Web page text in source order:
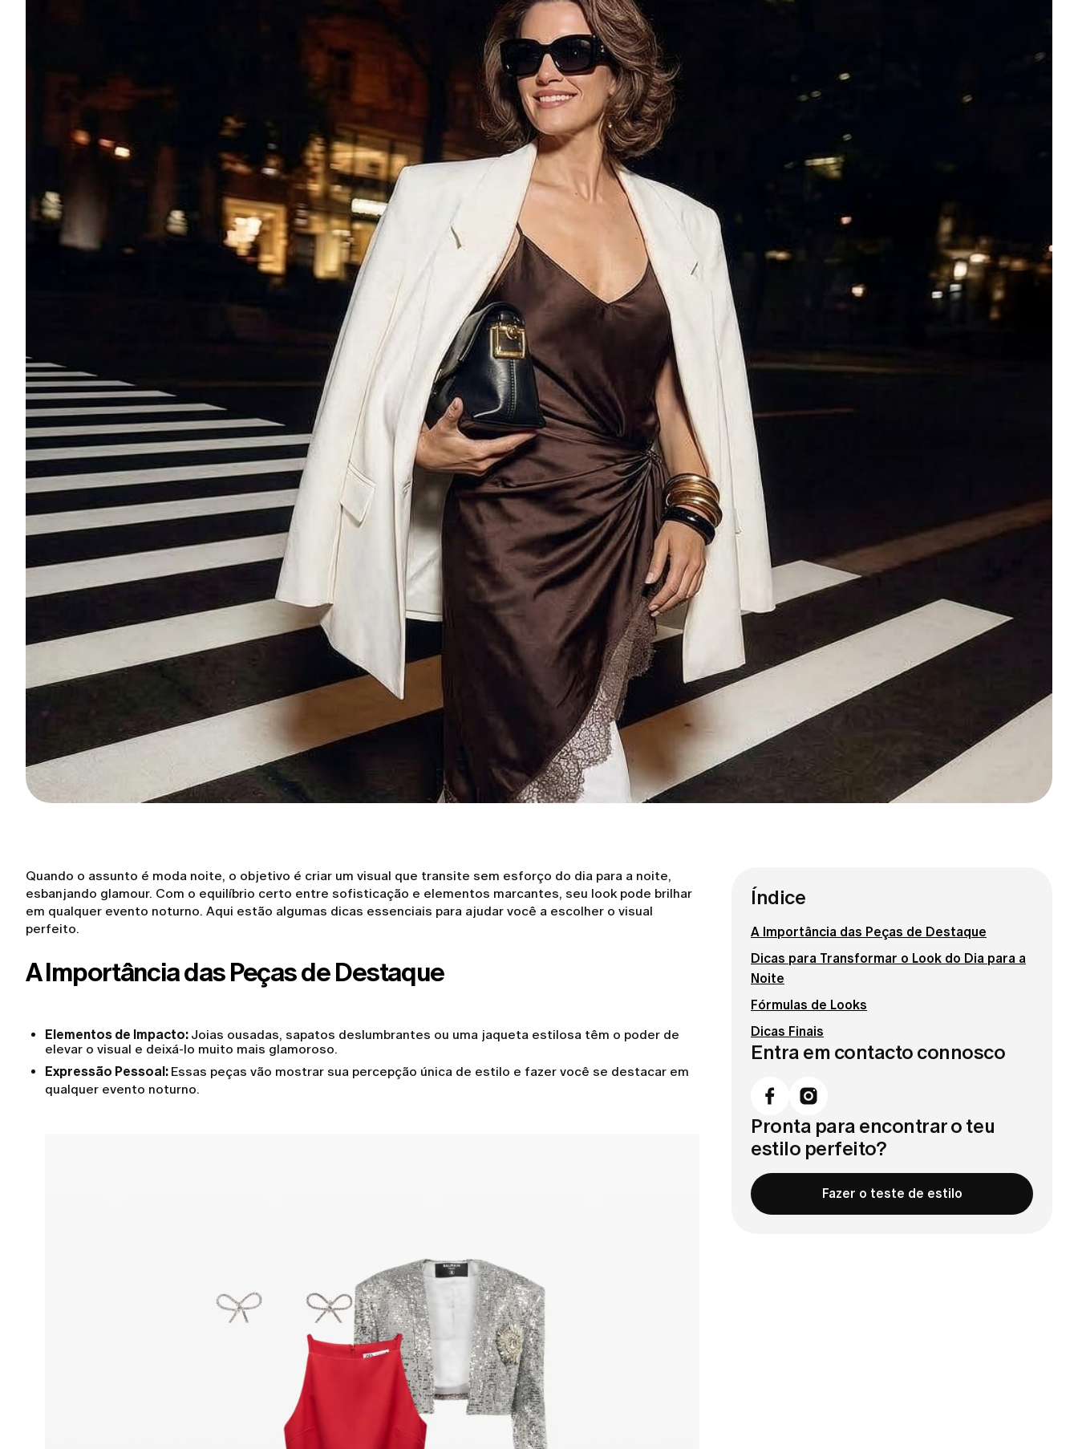
Quando o assunto é moda noite, o objetivo é criar um visual que transite sem esforço do dia para a noite,
esbanjando glamour. Com o equilíbrio certo entre sofisticação e elementos marcantes, seu look pode brilhar
em qualquer evento noturno. Aqui estão algumas dicas essenciais para ajudar você a escolher o visual
perfeito.
A Importância das Peças de Destaque
Elementos de Impacto: Joias ousadas, sapatos deslumbrantes ou uma jaqueta estilosa têm o poder de
elevar o visual e deixá-lo muito mais glamoroso.
Expressão Pessoal: Essas peças vão mostrar sua percepção única de estilo e fazer você se destacar em
qualquer evento noturno.
Índice
A Importância das Peças de Destaque
Dicas para Transformar o Look do Dia para a
Noite
Fórmulas de Looks
Dicas Finais
Entra em contacto connosco
Pronta para encontrar o teu
estilo perfeito?
Fazer o teste de estilo